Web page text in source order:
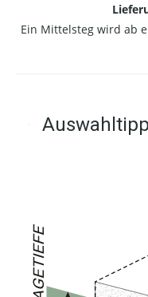
Ein Mittelsteg wird ab